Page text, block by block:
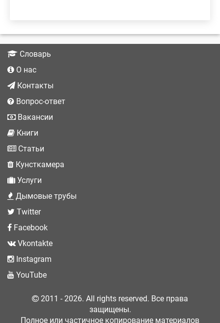
Словарь
О нас
Контакты
Вопрос-ответ
Вакансии
Книги
Статьи
Кунсткамера
Услуги
Дымовые трубы
Twitter
Facebook
Vkontakte
Instagram
YouTube
2011 - 2026. All rights reserved. Все права
защищены.
Полное или частичное копирование материалов